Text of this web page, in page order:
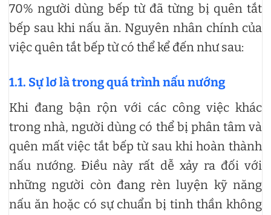
70% người dùng bếp từ đã từng bị quên tắt
bếp sau khi nấu ăn. Nguyên nhân chính của
việc quên tắt bếp từ có thể kể đến như sau:
1.1. Sự lơ là trong quá trình nấu nướng
Khi đang bận rộn với các công việc khác
trong nhà, người dùng có thể bị phân tâm và
quên mất việc tắt bếp từ sau khi hoàn thành
nấu nướng. Điều này rất dễ xảy ra đối với
những người còn đang rèn luyện kỹ năng
nấu ăn hoặc có sự chuẩn bị tinh thần không